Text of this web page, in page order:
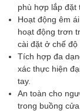
phù hợp lắp đặt
Hoạt động êm
hoạt động trơn
cài đặt ở chế độ
Tích hợp đa
xác thực hiện
tay.
An toàn cho
trong buồng